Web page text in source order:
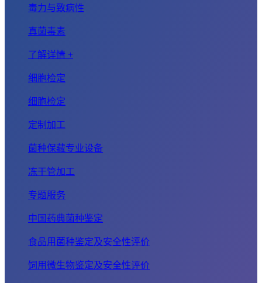
毒力与致病性
真菌毒素
了解详情 +
细胞检定
细胞检定
定制加工
菌种保藏专业设备
冻干管加工
专题服务
中国药典菌种鉴定
食品用菌种鉴定及安全性评价
饲用微生物鉴定及安全性评价